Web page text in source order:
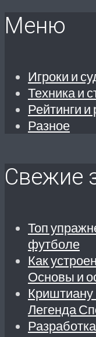
Меню
Игроки и
Техника и
Рейтинги
Разное
Свежие
Топ
футболе
Как
Основы и
Криштиану
Легенда